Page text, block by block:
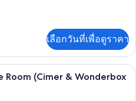
เลือกวันที่เพื่อดูราคา
เครื่องนอนระดับพรีเมียม, มินิบาร์ฟรี,
Room (Cimer & Wonderbox